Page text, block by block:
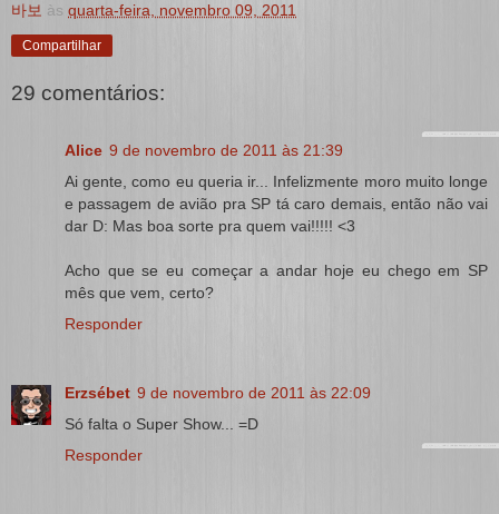
바보 às quarta-feira, novembro 09, 2011
Compartilhar
29 comentários:
Alice 9 de novembro de 2011 às 21:39
Ai gente, como eu queria ir... Infelizmente moro muito longe
e passagem de avião pra SP tá caro demais, então não vai
dar D: Mas boa sorte pra quem vai!!!!! <3
Acho que se eu começar a andar hoje eu chego em SP
mês que vem, certo?
Responder
Erzsébet 9 de novembro de 2011 às 22:09
Só falta o Super Show... =D
Responder